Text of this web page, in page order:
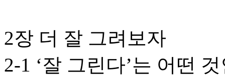
2장 더 잘 그려보자
2-1 ‘잘 그린다’는 어떤